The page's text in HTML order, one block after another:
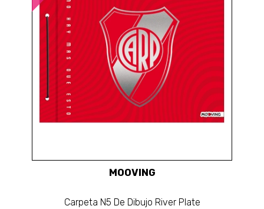
MOOVING
Carpeta N5 De Dibujo River Plate